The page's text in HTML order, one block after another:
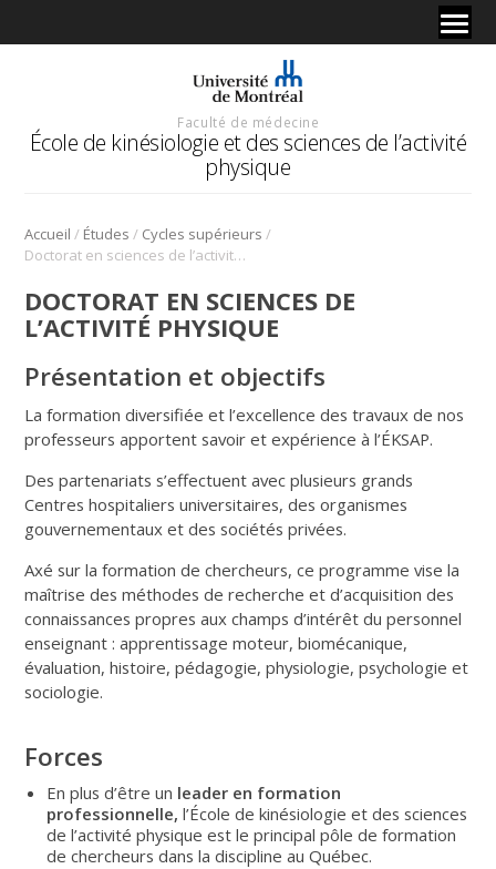
Faculté de médecine
École de kinésiologie et des sciences de l’activité
physique
Accueil / Études / Cycles supérieurs /
Doctorat en sciences de l’activité physique
DOCTORAT EN SCIENCES DE
L’ACTIVITÉ PHYSIQUE
Présentation et objectifs
La formation diversifiée et l’excellence des travaux de nos
professeurs apportent savoir et expérience à l’ÉKSAP.
Des partenariats s’effectuent avec plusieurs grands
Centres hospitaliers universitaires, des organismes
gouvernementaux et des sociétés privées.
Axé sur la formation de chercheurs, ce programme vise la
maîtrise des méthodes de recherche et d’acquisition des
connaissances propres aux champs d’intérêt du personnel
enseignant : apprentissage moteur, biomécanique,
évaluation, histoire, pédagogie, physiologie, psychologie et
sociologie.
Forces
En plus d’être un leader en formation
professionnelle, l’École de kinésiologie et des sciences
de l’activité physique est le principal pôle de formation
de chercheurs dans la discipline au Québec.